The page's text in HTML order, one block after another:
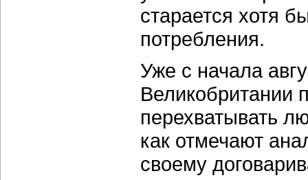
старается хотя
потребления.
Уже с начала
Великобритании
перехватывать
как отмечают
своему